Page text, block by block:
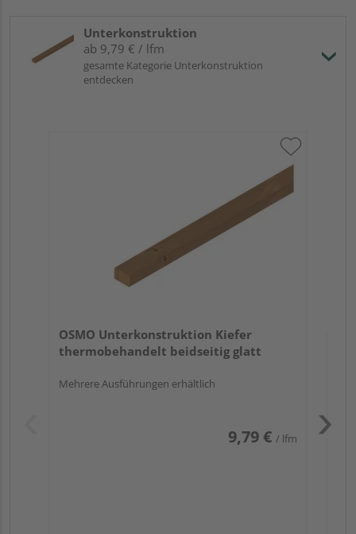
Unterkonstruktion
ab 9,79 € / lfm
gesamte Kategorie Unterkonstruktion
entdecken
OSMO Unterkonstruktion Kiefer
thermobehandelt beidseitig glatt
Mehrere Ausführungen erhältlich
9,79 € / lfm